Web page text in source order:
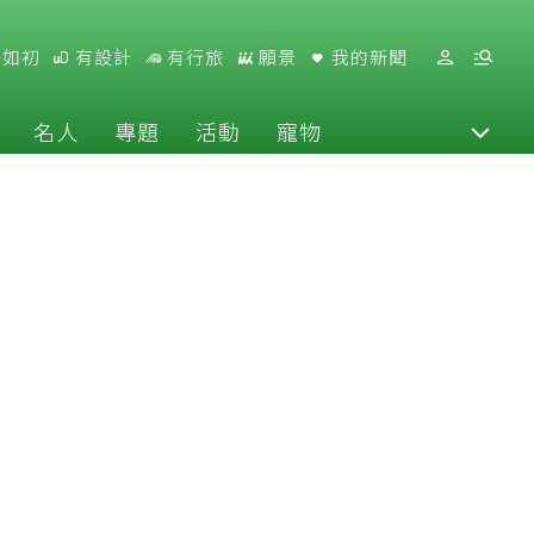
初 有設計 有行旅 願景 我的新聞
名人 專題 活動 寵物